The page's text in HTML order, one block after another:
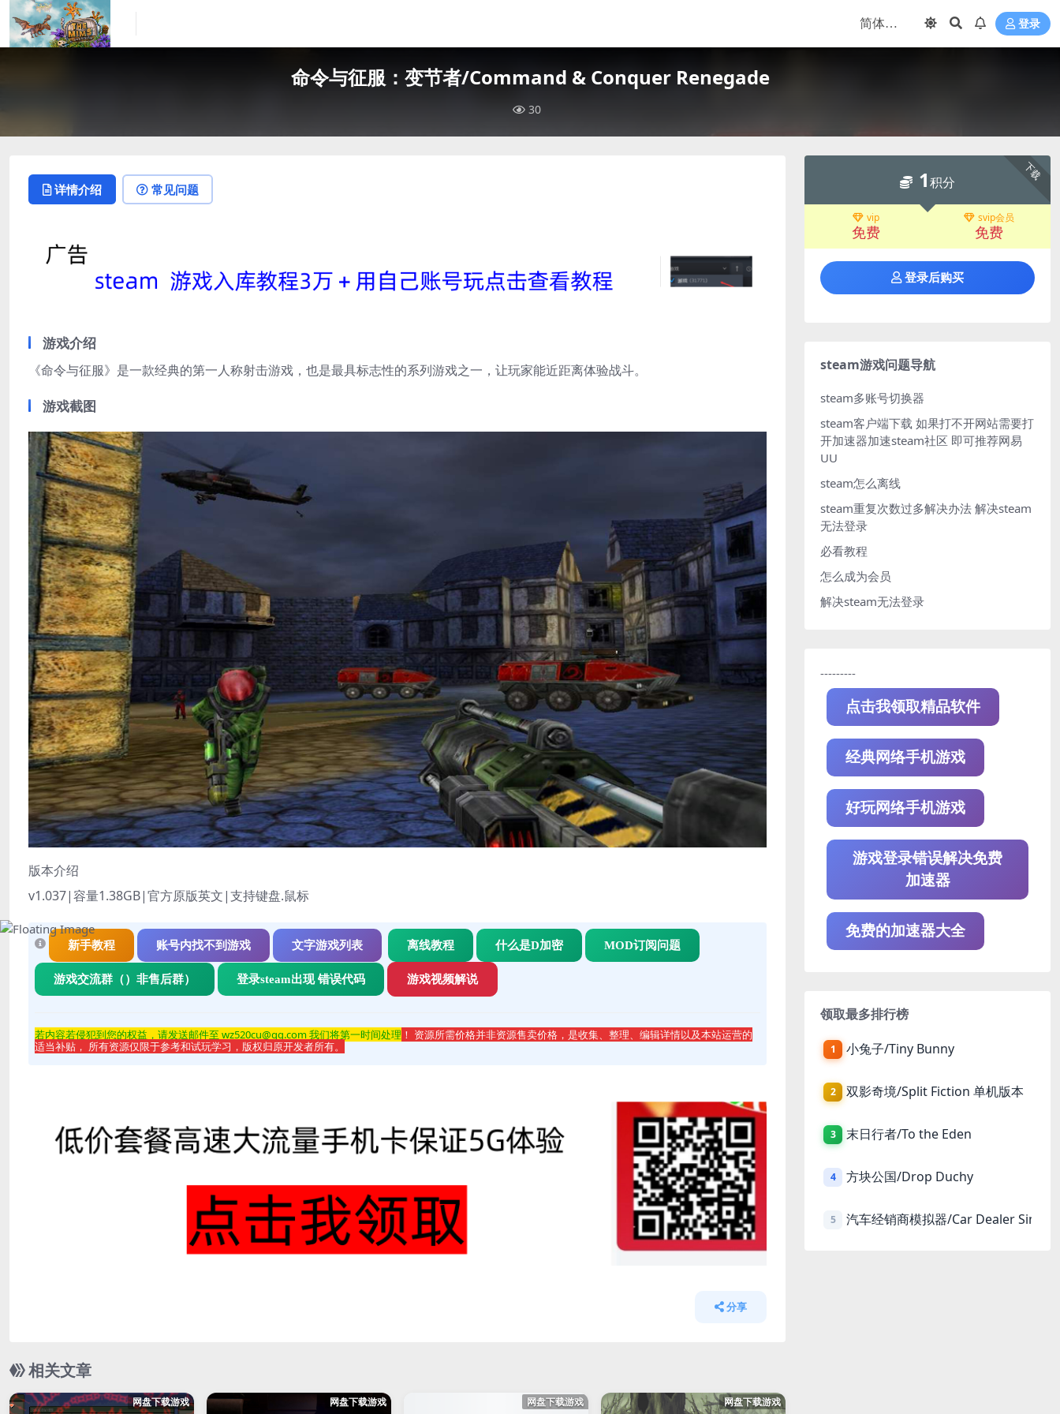
登录
命令与征服：变节者/Command & Conquer Renegade
30
详情介绍 常见问题
游戏介绍
《命令与征服》是一款经典的第一人称射击游戏，也是最具标志性的系列游戏之一，让玩家能近距离体验战斗。
游戏截图
版本介绍
v1.037|容量1.38GB|官方原版英文|支持键盘.鼠标
新手教程 账号内找不到游戏 文字游戏列表 离线教程 什么是D加密 MOD订阅问题
游戏交流群（）非售后群） 登录steam出现 错误代码 游戏视频解说
若内容若侵犯到您的权益，请发送邮件至 wz520cu@qq.com 我们将第一时间处理 ！ 资源所需价格并非资源售卖价格，是收集、整理、编辑详情以及本站运营的
适当补贴， 所有资源仅限于参考和试玩学习，版权归原开发者所有。
分享
相关文章
网盘下载游戏 网盘下载游戏 网盘下载游戏 网盘下载游戏
下载
1积分
vip
免费
svip会员
免费
登录后购买
steam游戏问题导航
steam多账号切换器
steam客户端下载 如果打不开网站需要打
开加速器加速steam社区 即可推荐网易
UU
steam怎么离线
steam重复次数过多解决办法 解决steam
无法登录
必看教程
怎么成为会员
解决steam无法登录
---------
点击我领取精品软件
经典网络手机游戏
好玩网络手机游戏
游戏登录错误解决免费
加速器
免费的加速器大全
领取最多排行榜
1 小兔子/Tiny Bunny
2 双影奇境/Split Fiction 单机版本
3 末日行者/To the Eden
4 方块公国/Drop Duchy
5 汽车经销商模拟器/Car Dealer